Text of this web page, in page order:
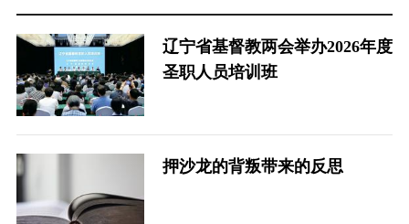
辽宁省基督教两会举办2026年度
圣职人员培训班
押沙龙的背叛带来的反思